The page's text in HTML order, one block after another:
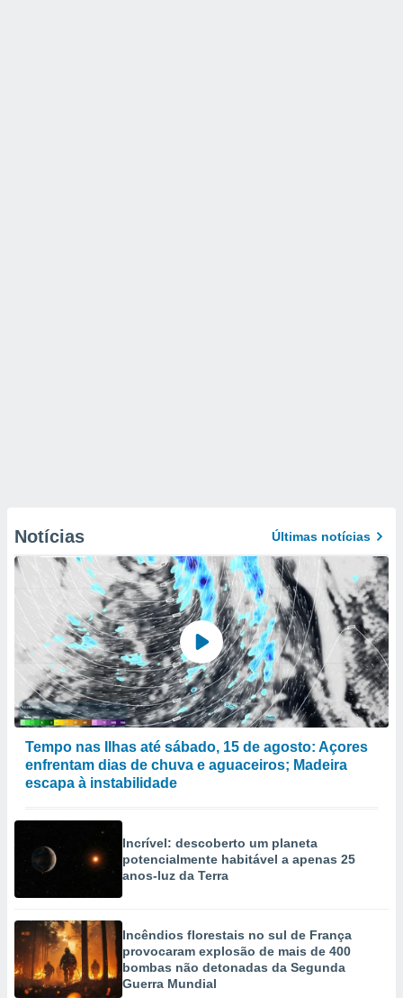
Notícias Últimas notícias
Tempo nas Ilhas até sábado, 15 de agosto: Açores
enfrentam dias de chuva e aguaceiros; Madeira
escapa à instabilidade
Incrível: descoberto um planeta
potencialmente habitável a apenas 25
anos-luz da Terra
Incêndios florestais no sul de França
provocaram explosão de mais de 400
bombas não detonadas da Segunda
Guerra Mundial